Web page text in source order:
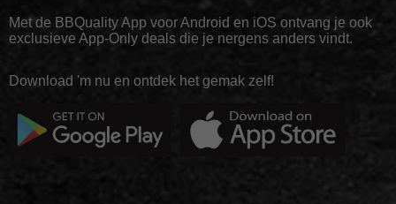
Met de BBQuality App voor Android en iOS ontvang je ook
exclusieve App-Only deals die je nergens anders vindt.
Download 'm nu en ontdek het gemak zelf!